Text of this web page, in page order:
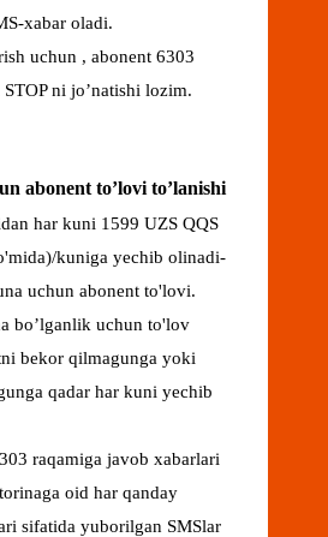
xabar oladi.
uchun , abonent 6303
ni jo’natishi lozim.
abonent to’lovi to’lanishi
har kuni 1599 UZS QQS
kuniga yechib olinadi-
uchun abonent to'lovi.
bo’lganlik uchun to'lov
bekor qilmagunga yoki
qadar har kuni yechib
raqamiga javob xabarlari
oid har qanday
sifatida yuborilgan SMSlar